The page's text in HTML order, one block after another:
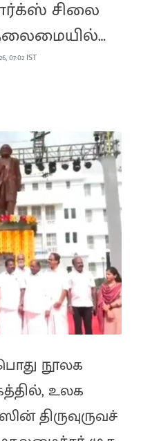
சிலை
07:02 IST
நூலக
உலக
திருவுருவச்